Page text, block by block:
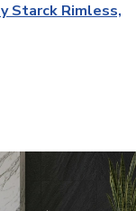
Starck Rimless,